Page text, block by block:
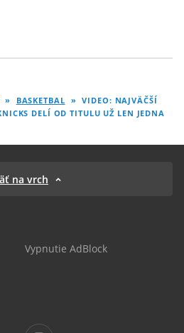
» BASKETBAL » VIDEO: NAJVÄČŠÍ
DELÍ OD TITULU UŽ LEN JEDNA
na vrch
Vypnutie AdBlock